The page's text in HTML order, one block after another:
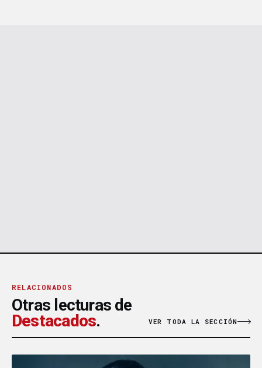
RELACIONADOS
Otras lecturas de
Destacados. VER TODA LA SECCIÓN